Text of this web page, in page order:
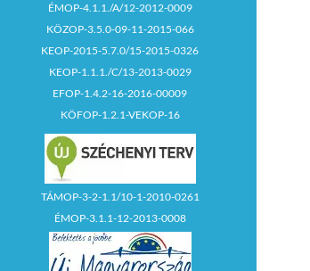
ÉMOP-4.1.1./A/12-2012-0009
KÖZOP-3.5.0-09-11-2015-066
KEOP-2015-5.7.0/15-2015-0326
KEOP-1.1.1./C/13-2013-0029
EFOP-1.4.2-16-2016-00009
KÖFOP-1.2.1-VEKOP-16
TÁMOP-3-2-1.1/10-1-2010-0261
ÉMOP-3.1.1-12-2013-0008